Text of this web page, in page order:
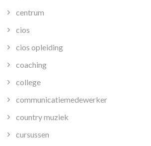
centrum
cios
cios opleiding
coaching
college
communicatiemedewerker
country muziek
cursussen